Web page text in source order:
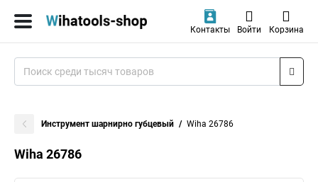
Контакты Войти Корзина
Инструмент шарнирно губцевый Wiha 26786
Wiha 26786